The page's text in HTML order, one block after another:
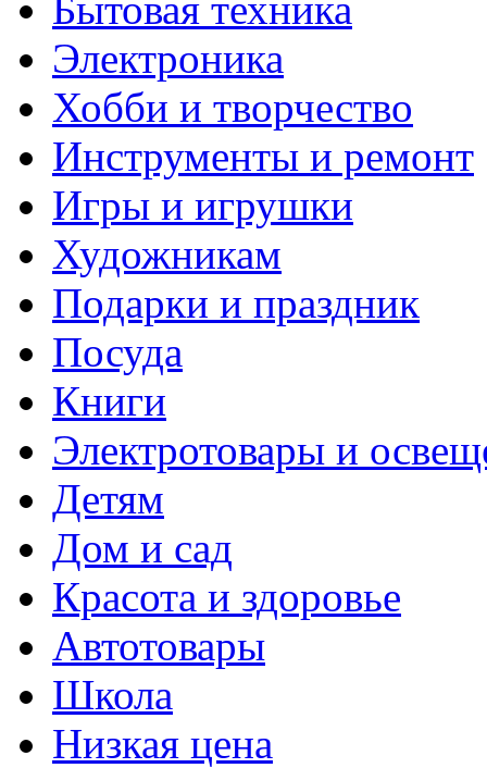
Электроника
Хобби и творчество
Инструменты и ремонт
Игры и игрушки
Художникам
Подарки и праздник
Посуда
Книги
Электротовары и
Детям
Дом и сад
Красота и здоровье
Автотовары
Школа
Низкая цена